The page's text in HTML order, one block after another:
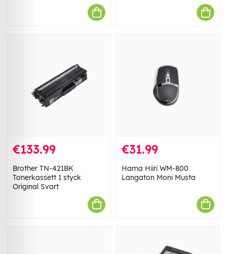
€133.99
Brother TN-421BK
Tonerkassett 1 styck
Original Svart
€31.99
Hama Hiiri WM-800
Langaton Moni Musta